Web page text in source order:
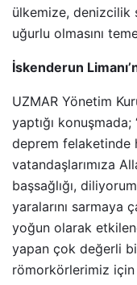
ülkemize, denizcilik
uğurlu olmasını
İskenderun
UZMAR Yönetim
yaptığı konuşmada;
deprem felaketinde
vatandaşlarımıza
başsağlığı,
yaralarını sarmaya
yoğun olarak
yapan çok değerli
römorkörlerimiz